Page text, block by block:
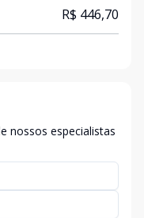
R$ 446,70
nossos especialistas